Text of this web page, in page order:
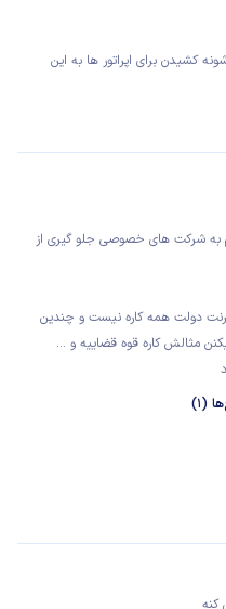
کشیدن برای اپراتور ها به این
شرکت های خصوصی جلو گیری از
دولت همه کاره نیست و چندین
مثالش کاره قوه قضاییه و ...
(1)
کنه